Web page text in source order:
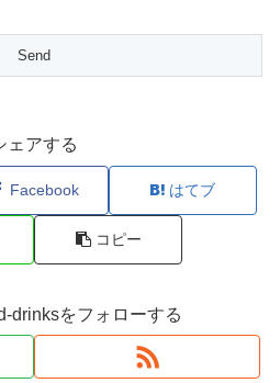
ェアする
Facebook はてブ
コピー
drinksをフォローする